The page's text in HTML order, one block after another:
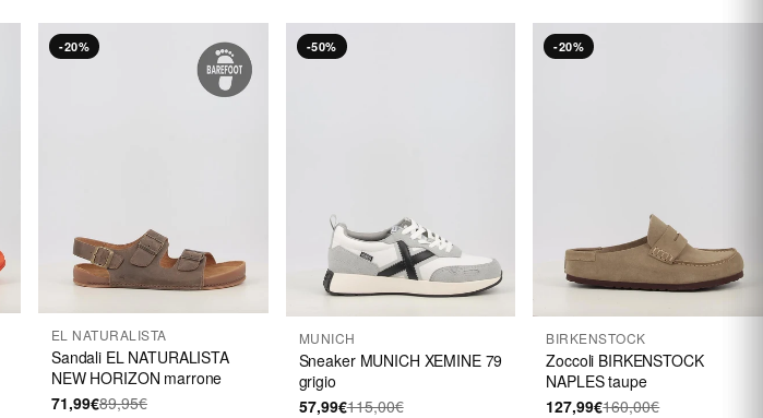
-20%
EL NATURALISTA
Sandali EL NATURALISTA
NEW HORIZON marrone
71,99€89,95€
-50%
MUNICH
Sneaker MUNICH XEMINE 79
grigio
57,99€115,00€
-20%
BIRKENSTOCK
Zoccoli BIRKENSTOCK
NAPLES taupe
127,99€160,00€